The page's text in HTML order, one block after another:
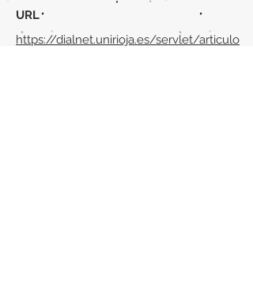
URL
https://dialnet.unirioja.es/servlet/articulo